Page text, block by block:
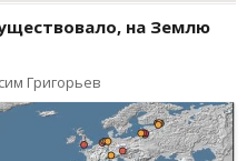
на Землю
Григорьев